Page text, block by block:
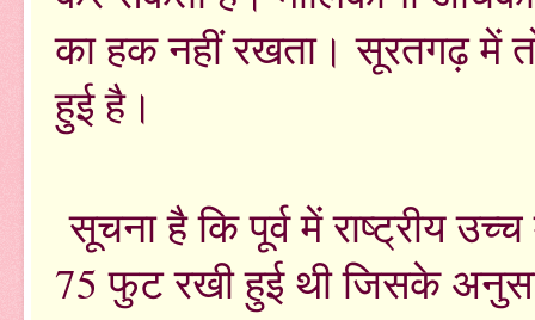
का हक नहीं रखता। सूरतगढ़ में
हुई है।
सूचना है कि पूर्व में राष्ट्रीय​
75 फुट रखी हुई थी जिसके